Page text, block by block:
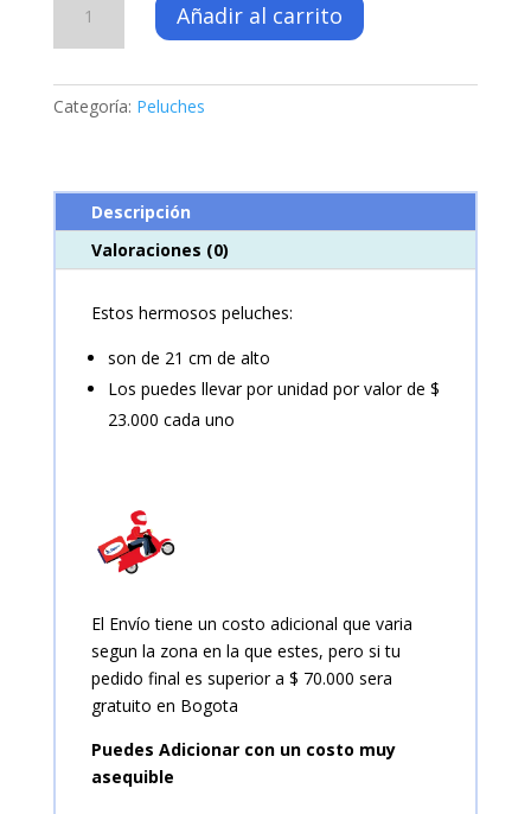
(Carl-
cantidad
Añadir al carrito
Categoría: Peluches
Descripción
Valoraciones (0)
Estos hermosos peluches:
son de 21 cm de alto
Los puedes llevar por unidad por valor de $
23.000 cada uno
El Envío tiene un costo adicional que varia
segun la zona en la que estes, pero si tu
pedido final es superior a $ 70.000 sera
gratuito en Bogota
Puedes Adicionar con un costo muy
asequible